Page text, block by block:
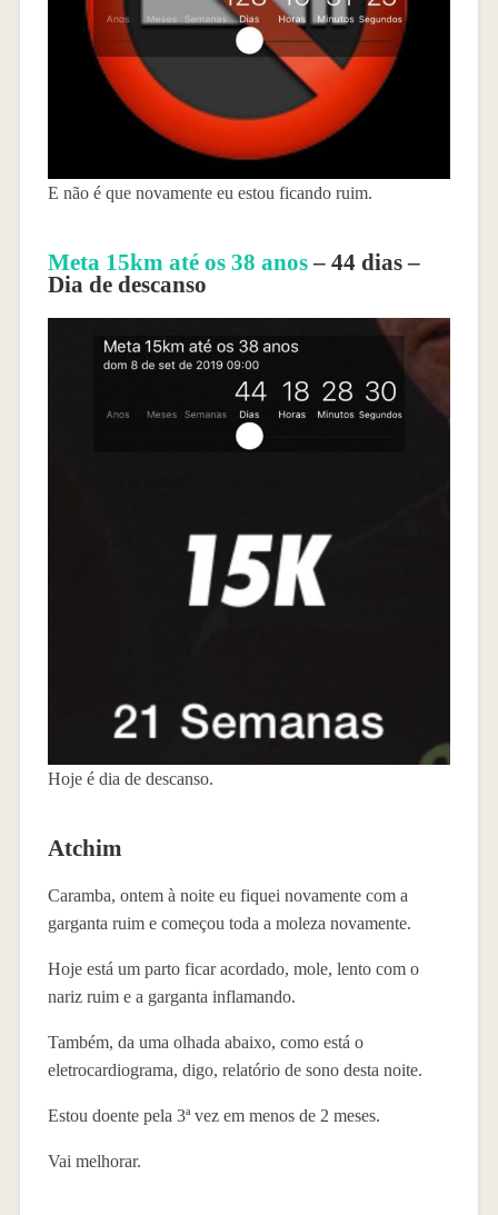
E não é que novamente eu estou ficando ruim.
Meta 15km até os 38 anos– 44 dias –
Dia de descanso
Hoje é dia de descanso.
Atchim
Caramba, ontem à noite eu fiquei novamente com a
garganta ruim e começou toda a moleza novamente.
Hoje está um parto ficar acordado, mole, lento com o
nariz ruim e a garganta inflamando.
Também, da uma olhada abaixo, como está o
eletrocardiograma, digo, relatório de sono desta noite.
Estou doente pela 3ª vez em menos de 2 meses.
Vai melhorar.